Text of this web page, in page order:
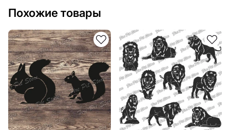
Если у вас остались вопросы или вам нужна помощь,
свяжитесь с нами в любое время, мы всегда готовы
помочь.
Похожие товары